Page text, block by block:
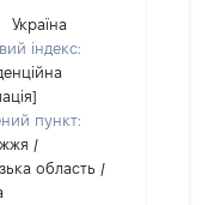
Україна
індекс:
пункт:
/
область /